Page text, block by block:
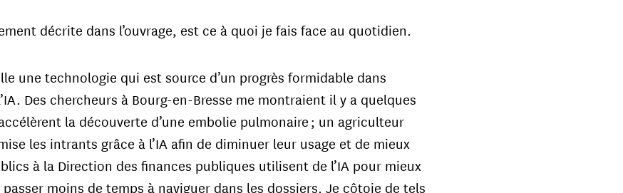
décrite dans l’ouvrage, est ce à quoi je fais face au quotidien.
une technologie qui est source d’un progrès formidable dans
Des chercheurs à Bourg-en-Bresse me montraient il y a quelques
la découverte d’une embolie pulmonaire ; un agriculteur
les intrants grâce à l’IA afin de diminuer leur usage et de mieux
à la Direction des finances publiques utilisent de l’IA pour mieux
moins de temps à naviguer dans les dossiers. Je côtoie de tels